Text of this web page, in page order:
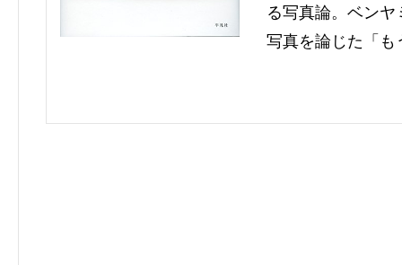
る写真論。ベン
写真を論じた「も